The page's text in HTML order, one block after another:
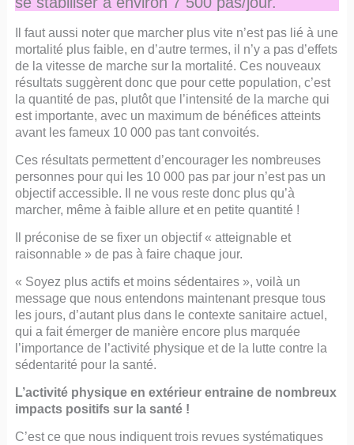
Il faut aussi noter que marcher plus vite n’est pas lié à une
mortalité plus faible, en d’autre termes, il n’y a pas d’effets
de la vitesse de marche sur la mortalité. Ces nouveaux
résultats suggèrent donc que pour cette population, c’est
la quantité de pas, plutôt que l’intensité de la marche qui
est importante, avec un maximum de bénéfices atteints
avant les fameux 10 000 pas tant convoités.
Ces résultats permettent d’encourager les nombreuses
personnes pour qui les 10 000 pas par jour n’est pas un
objectif accessible. Il ne vous reste donc plus qu’à
marcher, même à faible allure et en petite quantité !
Il préconise de se fixer un objectif « atteignable et
raisonnable » de pas à faire chaque jour.
« Soyez plus actifs et moins sédentaires », voilà un
message que nous entendons maintenant presque tous
les jours, d’autant plus dans le contexte sanitaire actuel,
qui a fait émerger de manière encore plus marquée
l’importance de l’activité physique et de la lutte contre la
sédentarité pour la santé.
L’activité physique en extérieur entraine de nombreux
impacts positifs sur la santé !
C’est ce que nous indiquent trois revues systématiques